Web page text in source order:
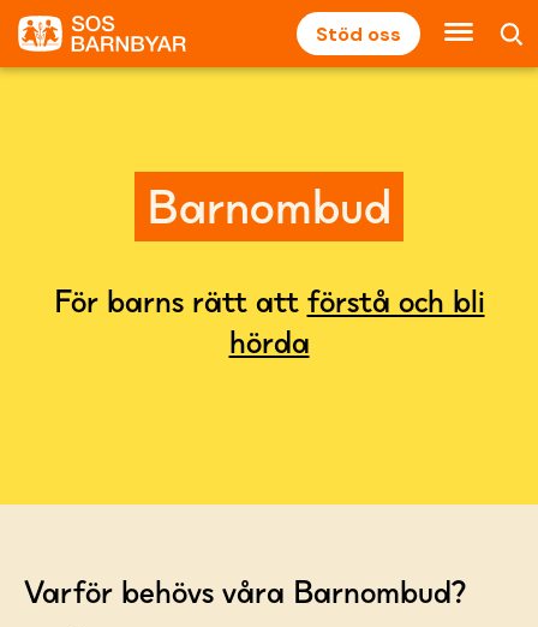
Stöd oss
Barnombud
För barns rätt att förstå och bli
hörda
Varför behövs våra Barnombud?